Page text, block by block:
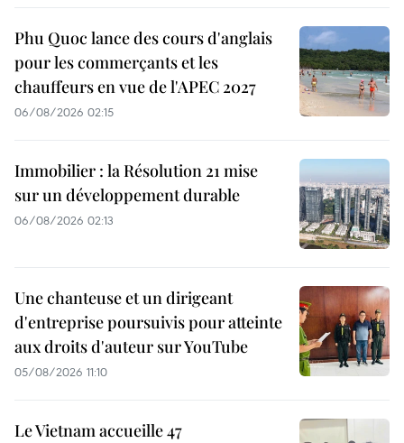
Phu Quoc lance des cours d'anglais
pour les commerçants et les
chauffeurs en vue de l'APEC 2027
06/08/2026 02:15
Immobilier : la Résolution 21 mise
sur un développement durable
06/08/2026 02:13
Une chanteuse et un dirigeant
d'entreprise poursuivis pour atteinte
aux droits d'auteur sur YouTube
05/08/2026 11:10
Le Vietnam accueille 47